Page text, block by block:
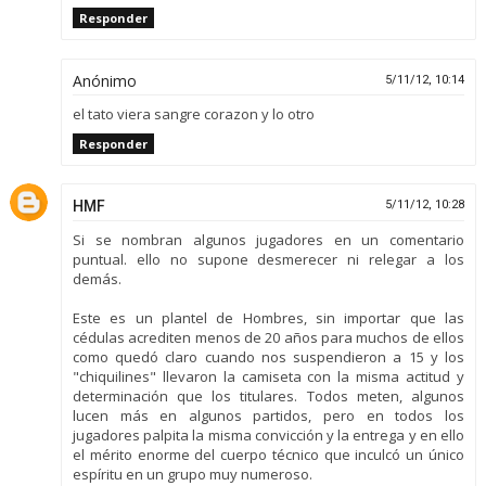
Responder
Anónimo 5/11/12, 10:14
el tato viera sangre corazon y lo otro
Responder
HMF 5/11/12, 10:28
Si se nombran algunos jugadores en un comentario
puntual. ello no supone desmerecer ni relegar a los
demás.
Este es un plantel de Hombres, sin importar que las
cédulas acrediten menos de 20 años para muchos de ellos
como quedó claro cuando nos suspendieron a 15 y los
"chiquilines" llevaron la camiseta con la misma actitud y
determinación que los titulares. Todos meten, algunos
lucen más en algunos partidos, pero en todos los
jugadores palpita la misma convicción y la entrega y en ello
el mérito enorme del cuerpo técnico que inculcó un único
espíritu en un grupo muy numeroso.